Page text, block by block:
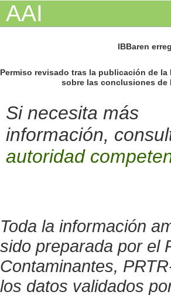
AAI
IBBaren
Permiso revisado tras la publicación de la
sobre las conclusiones de
Si necesita más
información,
autoridad
Toda la información
sido preparada por el
Contaminantes,
los datos validados